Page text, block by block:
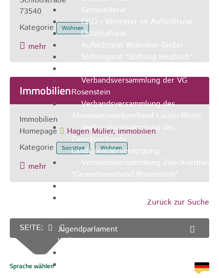
Gemeinderat
GEO - Vertreter im Aufsichtsrat
Ortschaftsrat
Aufsichtsrat Wohnbau GmbH
Stiftungsrat "Stiftung Heubach"
Verbandsversammlung der VG
Rosenstein
Verbandsversammlung des
Abwasserzweckverband Lauter-Rems
Verbandsversammlung des
Zweckverbands
Landeswasserversorgung
Verbandsversammlung Zweckverband
"Gewerbeverband Rosenstein"
Zweckverband "Gewerbeverband
Jugendparlament
Wahlen
73540
Kategorie
Wohnen
mehr
Immobilien
Immobilien
Homepage
Hagen Müller, Immobilien
Kategorie
Sonstige , Wohnen
mehr
Zurück zur Suche
SEITE: